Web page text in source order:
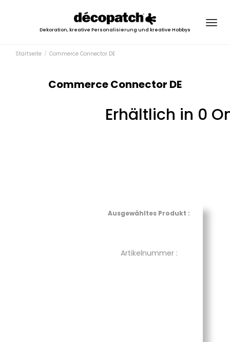
Dekoration, kreative Personalisierung und kreative Hobbys
Startseite Commerce Connector DE
Commerce Connector DE
Erhältlich in 0
Ausgewähltes Produkt :
Artikelnummer :